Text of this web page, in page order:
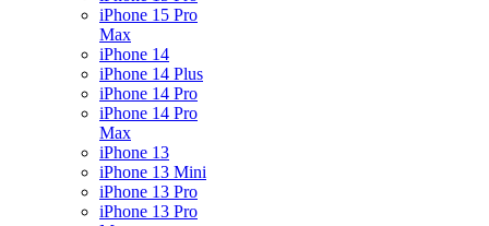
iPhone 15 Pro
Max
iPhone 14
iPhone 14 Plus
iPhone 14 Pro
iPhone 14 Pro
Max
iPhone 13
iPhone 13 Mini
iPhone 13 Pro
iPhone 13 Pro